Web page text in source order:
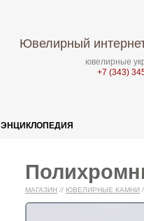
Ювелирный
ювелирные
+7 (343)
ЭНЦИКЛОПЕДИЯ
МАГАЗИН // ЮВЕЛИРНЫЕ КАМНИ